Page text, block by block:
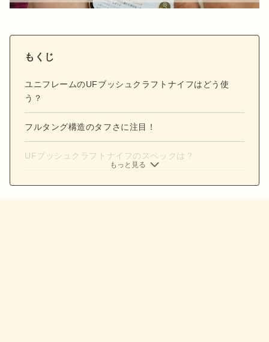
もくじ
ユニフレームのUFブッシュクラフトナイフはどう使
う？
フルタング構造のタフさに注目！
UFブッシュクラフトナイフのスペックは？
もっと見る